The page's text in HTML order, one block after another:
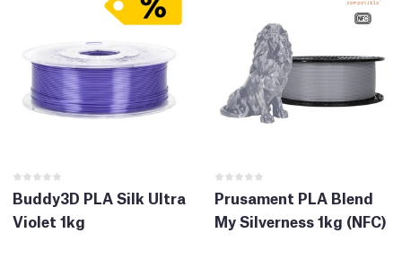
Buddy3D PLA Silk Ultra
Violet 1kg
Prusament PLA Blend
My Silverness 1kg (NFC)